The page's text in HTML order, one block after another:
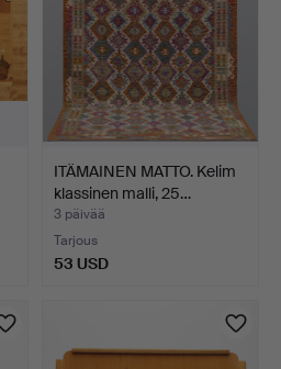
ITÄMAINEN MATTO. Kelim
klassinen malli, 25…
3 päivää
Tarjous
53 USD